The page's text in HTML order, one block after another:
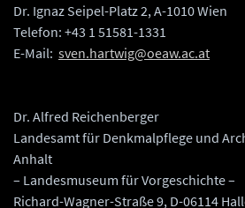
Dr. Ignaz Seipel-Platz 2, A-1010 Wien
Telefon: +43 1 51581-1331
E-Mail: sven.hartwig@oeaw.ac.at
Dr. Alfred Reichenberger
Landesamt für Denkmalpflege und
Anhalt
– Landesmuseum für Vorgeschichte –
Richard-Wagner-Straße 9, D-06114